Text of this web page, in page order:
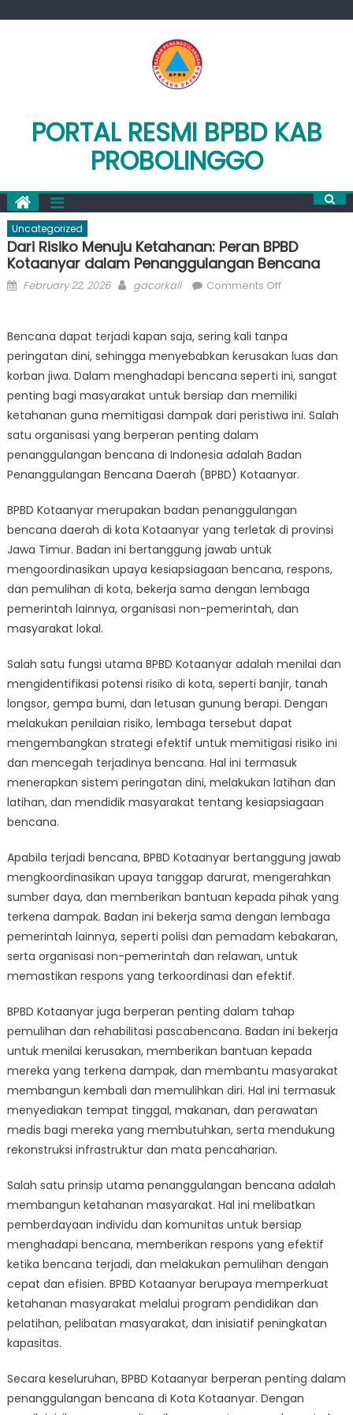
PORTAL RESMI BPBD KAB
PROBOLINGGO
Uncategorized
Dari Risiko Menuju Ketahanan: Peran BPBD
Kotaanyar dalam Penanggulangan Bencana
Posted
February 22, 2026 Author
gacorkali Comments Offon
Menuju
Ketahanan:
Peran
BPBD
Kotaanyar
Bencana dapat terjadi kapan saja, sering kali tanpa
peringatan dini, sehingga menyebabkan kerusakan luas dan
korban jiwa. Dalam menghadapi bencana seperti ini, sangat
penting bagi masyarakat untuk bersiap dan memiliki
ketahanan guna memitigasi dampak dari peristiwa ini. Salah
satu organisasi yang berperan penting dalam
penanggulangan bencana di Indonesia adalah Badan
Penanggulangan Bencana Daerah (BPBD) Kotaanyar.
BPBD Kotaanyar merupakan badan penanggulangan
bencana daerah di kota Kotaanyar yang terletak di provinsi
Jawa Timur. Badan ini bertanggung jawab untuk
mengoordinasikan upaya kesiapsiagaan bencana, respons,
dan pemulihan di kota, bekerja sama dengan lembaga
pemerintah lainnya, organisasi non-pemerintah, dan
masyarakat lokal.
Salah satu fungsi utama BPBD Kotaanyar adalah menilai dan
mengidentifikasi potensi risiko di kota, seperti banjir, tanah
longsor, gempa bumi, dan letusan gunung berapi. Dengan
melakukan penilaian risiko, lembaga tersebut dapat
mengembangkan strategi efektif untuk memitigasi risiko ini
dan mencegah terjadinya bencana. Hal ini termasuk
menerapkan sistem peringatan dini, melakukan latihan dan
latihan, dan mendidik masyarakat tentang kesiapsiagaan
bencana.
Apabila terjadi bencana, BPBD Kotaanyar bertanggung jawab
mengkoordinasikan upaya tanggap darurat, mengerahkan
sumber daya, dan memberikan bantuan kepada pihak yang
terkena dampak. Badan ini bekerja sama dengan lembaga
pemerintah lainnya, seperti polisi dan pemadam kebakaran,
serta organisasi non-pemerintah dan relawan, untuk
memastikan respons yang terkoordinasi dan efektif.
BPBD Kotaanyar juga berperan penting dalam tahap
pemulihan dan rehabilitasi pascabencana. Badan ini bekerja
untuk menilai kerusakan, memberikan bantuan kepada
mereka yang terkena dampak, dan membantu masyarakat
membangun kembali dan memulihkan diri. Hal ini termasuk
menyediakan tempat tinggal, makanan, dan perawatan
medis bagi mereka yang membutuhkan, serta mendukung
rekonstruksi infrastruktur dan mata pencaharian.
Salah satu prinsip utama penanggulangan bencana adalah
membangun ketahanan masyarakat. Hal ini melibatkan
pemberdayaan individu dan komunitas untuk bersiap
menghadapi bencana, memberikan respons yang efektif
ketika bencana terjadi, dan melakukan pemulihan dengan
cepat dan efisien. BPBD Kotaanyar berupaya memperkuat
ketahanan masyarakat melalui program pendidikan dan
pelatihan, pelibatan masyarakat, dan inisiatif peningkatan
kapasitas.
Secara keseluruhan, BPBD Kotaanyar berperan penting dalam
penanggulangan bencana di Kota Kotaanyar. Dengan